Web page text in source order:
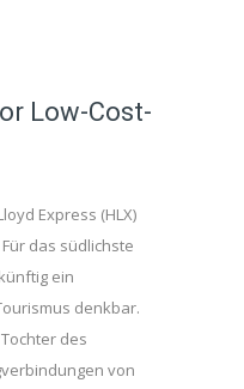
Low-Cost-
Express (HLX)
das südlichste
ein
denkbar.
des
von